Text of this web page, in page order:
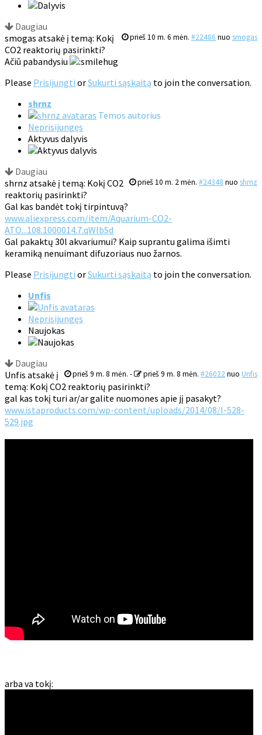
Daugiau
prieš 10 m. 6 mėn. #22486 nuo smogas
smogas atsakė į temą: Kokį
CO2 reaktorių pasirinkti?
Ačiū pabandysiu
Please Prisijungti orSukurti sąskaitą to join the conversation.
shrnz
Temos autorius
Neprisijungęs
Aktyvus dalyvis
Daugiau
prieš 10 m. 2 mėn. #24348 nuo shrnz
shrnz atsakė į temą: Kokį CO2
reaktorių pasirinkti?
Gal kas bandėt tokį tirpintuvą?
www.aliexpress.com/item/Aquarium-CO2-
ATO...108.1000014.7.qWIbSd
Gal pakaktų 30l akvariumui? Kaip suprantu galima išimti
keramiką nenuimant difuzoriaus nuo žarnos.
Please Prisijungti orSukurti sąskaitą to join the conversation.
Unfis
Neprisijungęs
Naujokas
Daugiau
prieš 9 m. 8 mėn. - prieš 9 m. 8 mėn. #26022nuo Unfis
Unfis atsakė į
temą: Kokį CO2 reaktorių pasirinkti?
gal kas tokį turi ar/ar galite nuomones apie jį pasakyt?
www.istaproducts.com/wp-content/uploads/2014/08/I-528-
529.jpg
arba va tokį: